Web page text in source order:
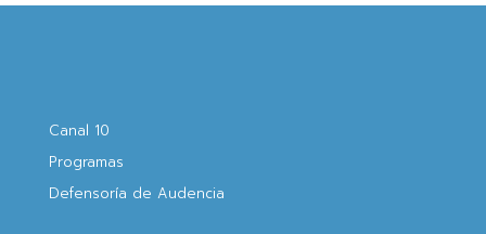
Canal 10
Programas
Defensoría de Audencia